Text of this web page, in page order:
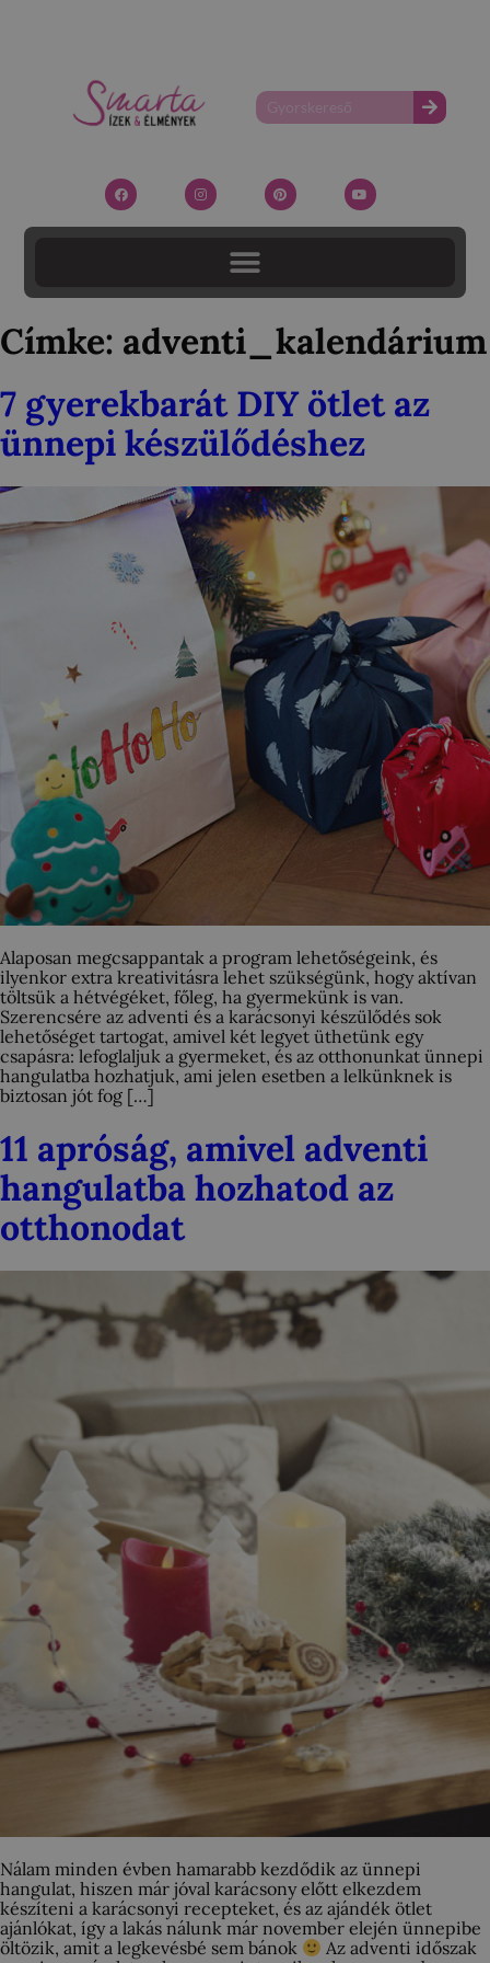
Címke: adventi_kalendárium
7 gyerekbarát DIY ötlet az
ünnepi készülődéshez
Alaposan megcsappantak a program lehetőségeink, és
ilyenkor extra kreativitásra lehet szükségünk, hogy aktívan
töltsük a hétvégéket, főleg, ha gyermekünk is van.
Szerencsére az adventi és a karácsonyi készülődés sok
lehetőséget tartogat, amivel két legyet üthetünk egy
csapásra: lefoglaljuk a gyermeket, és az otthonunkat ünnepi
hangulatba hozhatjuk, ami jelen esetben a lelkünknek is
biztosan jót fog […]
11 apróság, amivel adventi
hangulatba hozhatod az
otthonodat
Nálam minden évben hamarabb kezdődik az ünnepi
hangulat, hiszen már jóval karácsony előtt elkezdem
készíteni a karácsonyi recepteket, és az ajándék ötlet
ajánlókat, így a lakás nálunk már november elején ünnepibe
öltözik, amit a legkevésbé sem bánok
Az adventi időszak